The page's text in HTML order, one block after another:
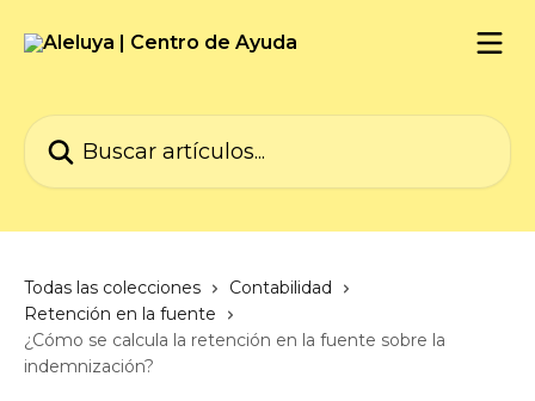
Buscar artículos...
Todas las colecciones
Contabilidad
Retención en la fuente
¿Cómo se calcula la retención en la fuente sobre la
indemnización?